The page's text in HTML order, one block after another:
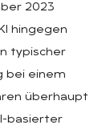
2023
hingegen
typischer
bei einem
überhaupt
basierter